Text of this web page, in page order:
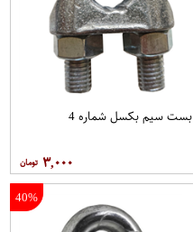
بست سیم بکسل شماره 4
۳,۰۰۰
40%